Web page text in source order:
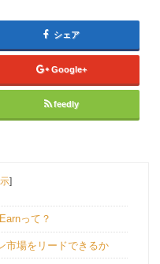
シェア
Google+
feedly
]
って？
市場をリードできるか